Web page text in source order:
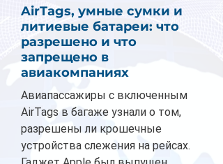
AirTags, умные сумки и
литиевые батареи: что
разрешено и что
запрещено в
авиакомпаниях
Авиапассажиры с включенным
AirTags в багаже узнали о том,
разрешены ли крошечные
устройства слежения на рейсах.